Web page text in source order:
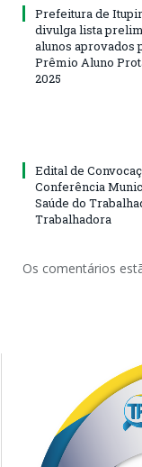
Prefeitura de
divulga lista
alunos aprovados
Prêmio Aluno
2025
Edital de
Conferência
Saúde do
Trabalhadora
Os comentários